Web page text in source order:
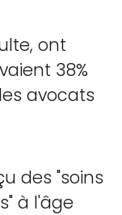
ont
38%
avocats
des "soins
à l'âge